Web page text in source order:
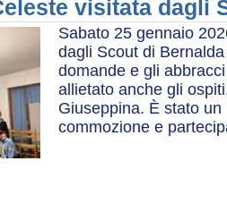
visitata dagli
Sabato 25 gennaio
dagli Scout di
domande e gli
allietato anche gli
Giuseppina. È stato
commozione e